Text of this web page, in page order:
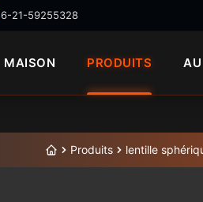
21-59255328
MAISON PRODUITS
Produits lentille